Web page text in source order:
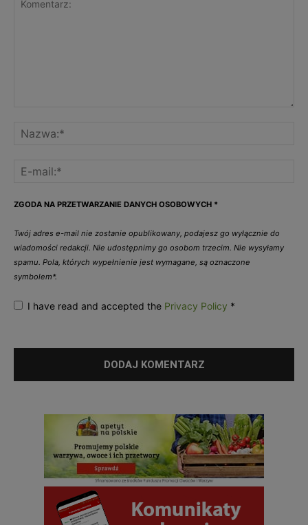
ZGODA NA PRZETWARZANIE DANYCH OSOBOWYCH *
Twój adres e-mail nie zostanie opublikowany, podajesz go wyłącznie do
wiadomości redakcji. Nie udostępnimy go osobom trzecim. Nie wysyłamy
spamu. Pola, których wypełnienie jest wymagane, są oznaczone
symbolem*.
I have read and accepted the Privacy Policy *